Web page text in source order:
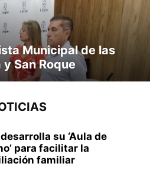
Municipal de las
San Roque
su ‘Aula de
para facilitar la
familiar